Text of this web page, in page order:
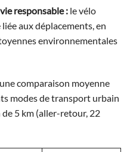
responsable :le vélo
aux déplacements, en
environnementales
comparaison moyenne
modes de transport urbain
5 km (aller-retour, 22